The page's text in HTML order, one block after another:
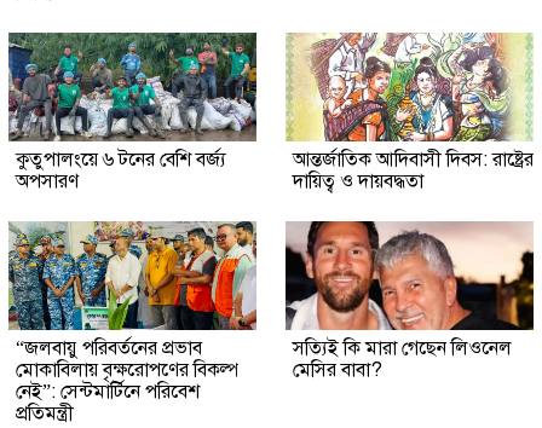
কুতুপালংয়ে ৬ টনের বেশি বর্জ্য
অপসারণ
আন্তর্জাতিক আদিবাসী দিবস: রাষ্ট্রের
দায়িত্ব ও দায়বদ্ধতা
“জলবায়ু পরিবর্তনের প্রভাব
মোকাবিলায় বৃক্ষরোপণের বিকল্প
নেই”: সেন্টমার্টিনে পরিবেশ
প্রতিমন্ত্রী
সত্যিই কি মারা গেছেন লিওনেল
মেসির বাবা?